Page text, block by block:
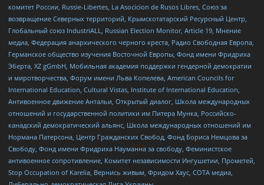
комитет России, Russie-Libertes, La Asocicion de Rusos Libres, Союз за
возвращение Северных территорий, Крымскотатарский Ресурсный Центр,
Глобальный союз IndustriALL, Russian Election Monitor, Article 19, Мнение
медиа, Федерация анархического черного креста, Радио Свободная Европа,
Германское общество изучения Восточной Европы, Фонд имени Фридриха
Эберта, XZ gGmbH, Мобильная академия поддержки гендерной демократии
и миротворчества, Форум имени Льва Копелева, American Councils for
International Education, Cultural Vistas, Institute of International Education,
Антивоенное движение Антальи, Открытый диалог, Школа международных
отношений и государственной политики им Питера Мунка, Российско-
канадский демократический альянс, Школа международных отношений им
Нормана Патерсона, Центр Гражданских Свобод, Фонд Бориса Немцова за
Свободу, Фонд имени Фридриха Науманна за свободу, Феминистское
антивоенное сопротивление, Комитет независимости Ингушетии, Прометей,
Stop Occupation of Karelia, Вернись живым, Фридом Хаус, СОТА медиа,